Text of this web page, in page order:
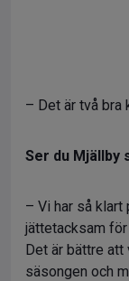
– Det är två bra
Ser du Mjällby
– Vi har så klart
jättetacksam
Det är bättre
säsongen och